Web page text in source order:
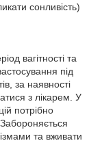
сонливість)
вагітності та
під
за наявності
з лікарем. У
потрібно
та вживати